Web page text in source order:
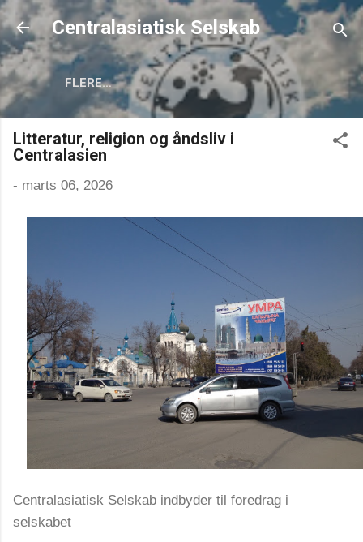
Gå videre til hovedindholdet
Centralasiatisk Selskab
FLERE…
Litteratur, religion og åndsliv i
Centralasien
- marts 06, 2026
Centralasiatisk Selskab indbyder til foredrag i
selskabet